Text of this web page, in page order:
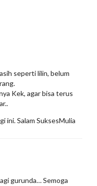
seperti lilin, belum
Kek, agar bisa terus
ini. Salam SuksesMulia
gurunda… Semoga